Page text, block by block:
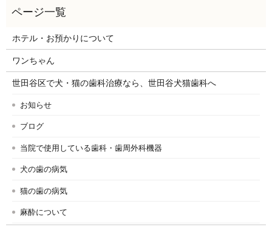
ホテル・お預かりについて
ワンちゃん
世田谷区で犬・猫の歯科治療なら、世田谷犬猫歯科へ
お知らせ
ブログ
当院で使用している歯科・歯周外科機器
犬の歯の病気
猫の歯の病気
麻酔について